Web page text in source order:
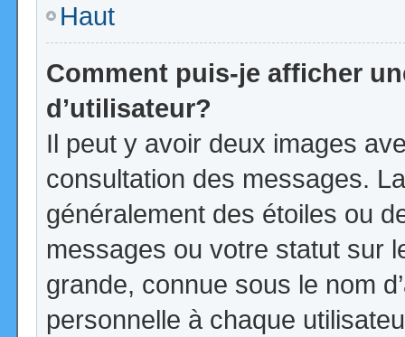
Haut
Comment puis-je afficher
d’utilisateur?
Il peut y avoir deux images
consultation des messages.
généralement des étoiles ou
messages ou votre statut sur
grande, connue sous le nom
personnelle à chaque